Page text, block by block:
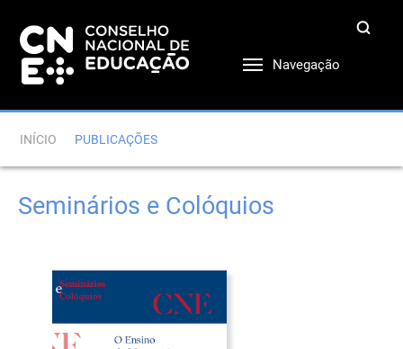
Navegação
INÍCIO PUBLICAÇÕES
Seminários e Colóquios